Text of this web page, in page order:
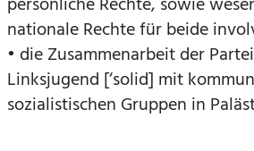
nationale Rechte für beide
• die Zusammenarbeit der
Linksjugend [‘solid] mit
sozialistischen Gruppen in